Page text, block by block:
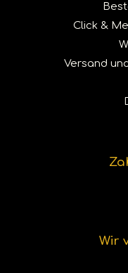
Click &
Versand
Wir